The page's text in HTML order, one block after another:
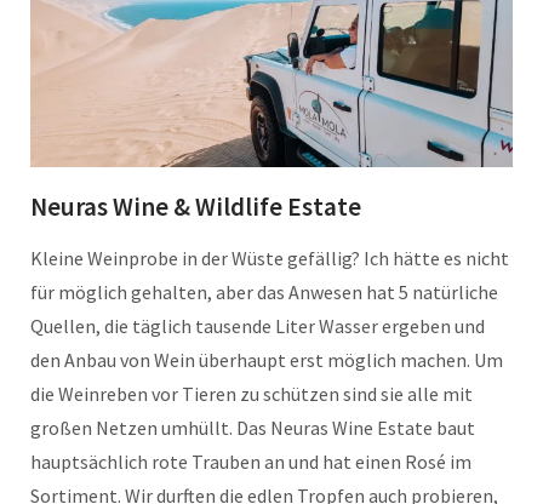
Neuras Wine & Wildlife Estate
Kleine Weinprobe in der Wüste gefällig? Ich hätte es nicht
für möglich gehalten, aber das Anwesen hat 5 natürliche
Quellen, die täglich tausende Liter Wasser ergeben und
den Anbau von Wein überhaupt erst möglich machen. Um
die Weinreben vor Tieren zu schützen sind sie alle mit
großen Netzen umhüllt. Das Neuras Wine Estate baut
hauptsächlich rote Trauben an und hat einen Rosé im
Sortiment. Wir durften die edlen Tropfen auch probieren,